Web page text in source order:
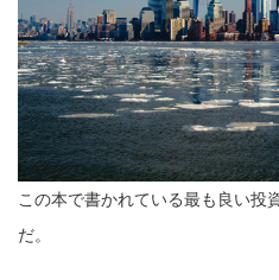
この本で書かれている最も良い投
だ。